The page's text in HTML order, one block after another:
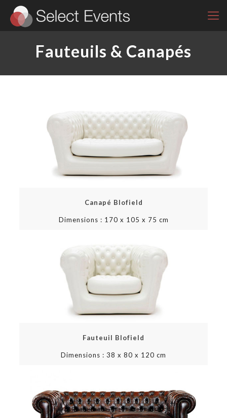
Fauteuils & Canapés
Canapé Blofield
Dimensions : 170 x 105 x 75 cm
Fauteuil Blofield
Dimensions : 38 x 80 x 120 cm